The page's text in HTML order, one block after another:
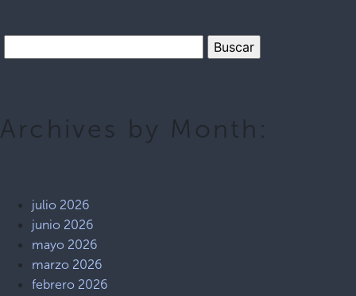
Archives by Month:
julio 2026
junio 2026
mayo 2026
marzo 2026
febrero 2026